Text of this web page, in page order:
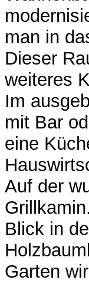
man in
Dieser
weiteres
Im
mit Bar
eine
Auf der
Blick in
Garten